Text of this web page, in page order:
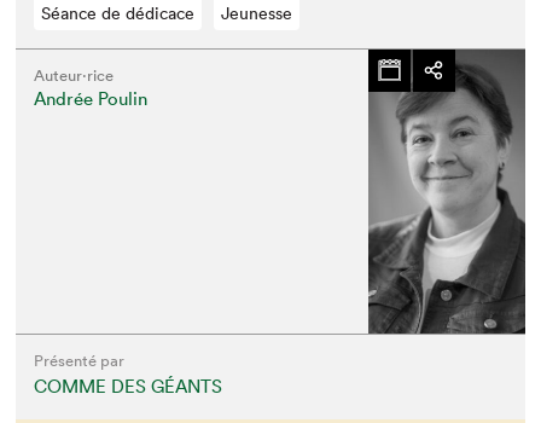
Que cherchez-vous?
Séance de dédicace Jeunesse
Auteur·rice
Andrée Poulin
Présenté par
COMME DES GÉANTS